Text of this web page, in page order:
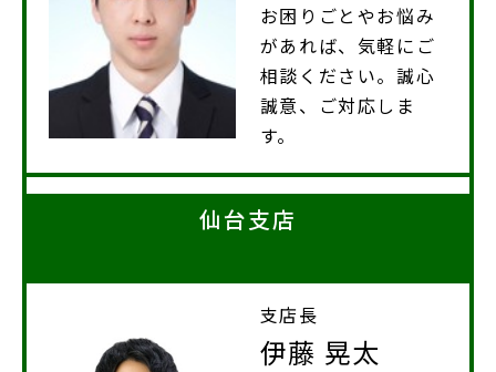
お困りごとやお悩み
があれば、気軽にご
相談ください。誠心
誠意、ご対応しま
す。
仙台支店
支店長
伊藤 晃太